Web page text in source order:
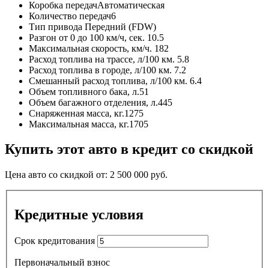
Коробка передачАвтоматическая
Количество передач6
Тип привода Передний (FDW)
Разгон от 0 до 100 км/ч, сек. 10.5
Максимальная скорость, км/ч. 182
Расход топлива на трассе, л/100 км. 5.8
Расход топлива в городе, л/100 км. 7.2
Смешанный расход топлива, л/100 км. 6.4
Объем топливного бака, л.51
Объем багажного отделения, л.445
Снаряженная масса, кг.1275
Максимальная масса, кг.1705
Купить этот авто в кредит со скидкой
Цена авто со скидкой от: 2 500 000 руб.
Кредитные условия
Срок кредитования
Первоначальный взнос